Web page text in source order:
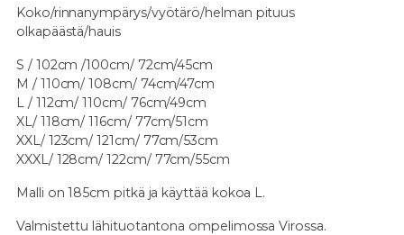
Koko/rinnanympärys/vyötärö/helman pituus
olkapäästä/hauis
S / 102cm /100cm/ 72cm/45cm
M / 110cm/ 108cm/ 74cm/47cm
L / 112cm/ 110cm/ 76cm/49cm
XL/ 118cm/ 116cm/ 77cm/51cm
XXL/ 123cm/ 121cm/ 77cm/53cm
XXXL/ 128cm/ 122cm/ 77cm/55cm
Malli on 185cm pitkä ja käyttää kokoa L.
Valmistettu lähituotantona ompelimossa Virossa.